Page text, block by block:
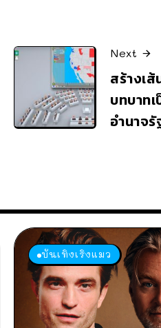
Next
สร้างเ
บทบาท
อำนาจรั
บันเทิงเริงแมว